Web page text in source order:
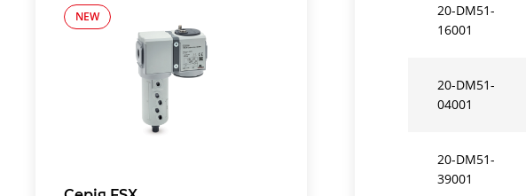
NEW
20-DM51-
16001
20-DM51-
04001
20-DM51-
39001